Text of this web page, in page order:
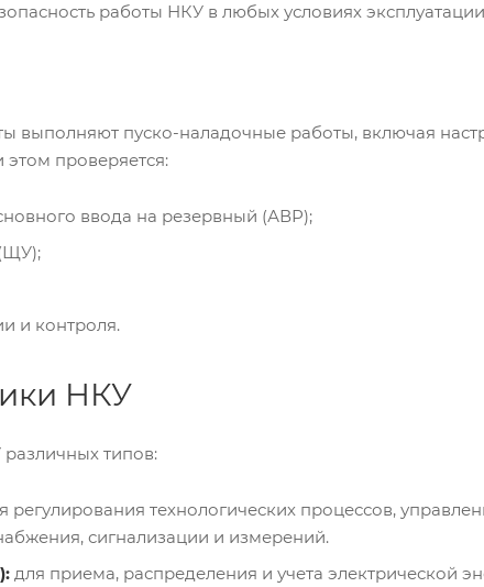
работы НКУ в любых условиях
выполняют пуско-наладочные работы, включая
проверяется:
ввода на резервный (АВР);
и контроля.
НКУ
типов:
регулирования технологических процессов,
сигнализации и измерений.
для приема, распределения и учета электрической